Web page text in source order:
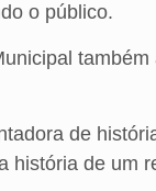
o público.
de
história de um